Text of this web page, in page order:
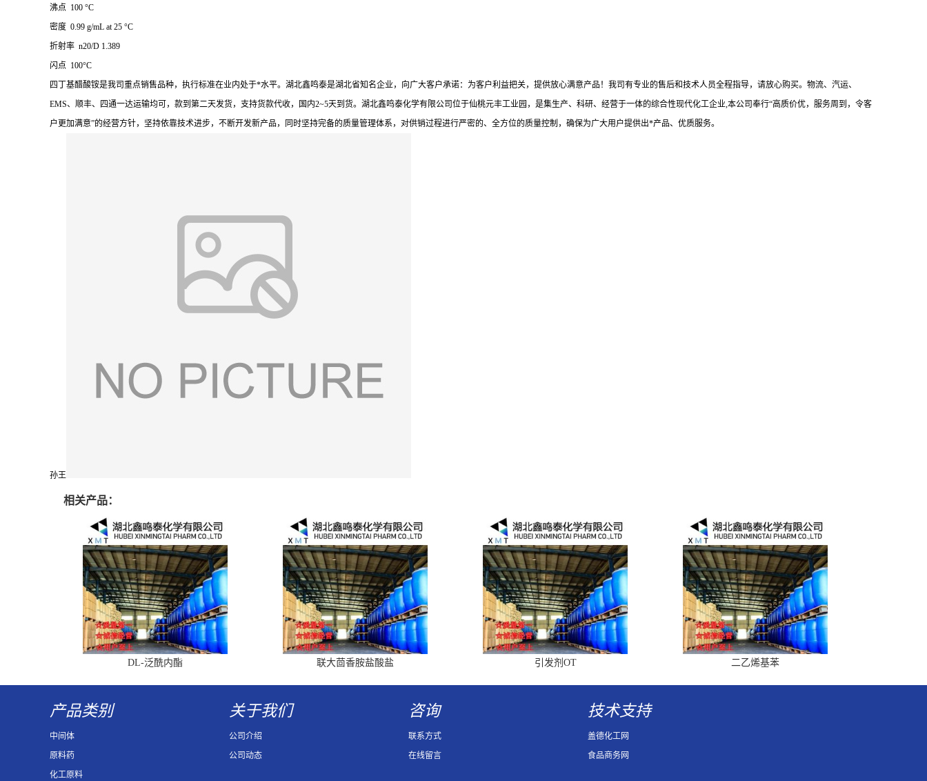
沸点 100 °C
密度 0.99 g/mL at 25 °C
折射率 n20/D 1.389
闪点 100°C
四丁基醋酸铵是我司重点销售品种，执行标准在业内处于*水平。湖北鑫鸣泰是湖北省知名企业，向广大客户承诺：为客户利益把关，提供放心满意产品！我司有专业的售后和技术人员全程指导，请放心购买。物流、汽运、
EMS、顺丰、四通一达运输均可，款到第二天发货，支持货款代收，国内2~5天到货。湖北鑫鸣泰化学有限公司位于仙桃元丰工业园，是集生产、科研、经营于一体的综合性现代化工企业,本公司奉行“高质价优，服务周到，令客
户更加满意”的经营方针，坚持依靠技术进步，不断开发新产品，同时坚持完备的质量管理体系，对供销过程进行严密的、全方位的质量控制，确保为广大用户提供出*产品、优质服务。
孙王
相关产品：
DL-泛酰内酯 联大茴香胺盐酸盐 引发剂OT 二乙烯基苯
产品类别
中间体
原料药
化工原料
关于我们
公司介绍
公司动态
咨询
联系方式
在线留言
技术支持
盖德化工网
食品商务网